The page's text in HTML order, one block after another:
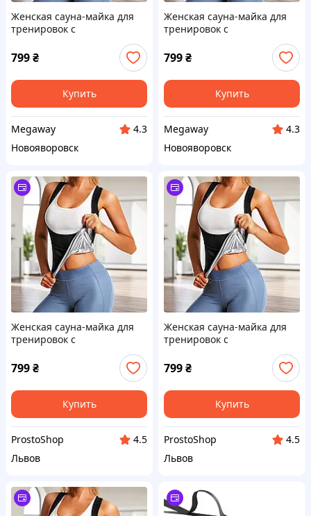
Женская сауна-майка для
тренировок с
поддерживающей посадкой
в ​​зоне груди (размер XXL)
799₴
Купить
Megaway
4.3
Новояворовск
Женская сауна-майка для
тренировок с
поддерживающей посадкой
в ​​зоне груди (размер XL)
799₴
Купить
Megaway
4.3
Новояворовск
Женская сауна-майка для
тренировок с
поддерживающей посадкой
в ​​зоне груди (размер XL)
799₴
Купить
ProstoShop
4.5
Львов
Женская сауна-майка для
тренировок с
поддерживающей посадкой
в ​​зоне груди (размер L)
799₴
Купить
ProstoShop
4.5
Львов